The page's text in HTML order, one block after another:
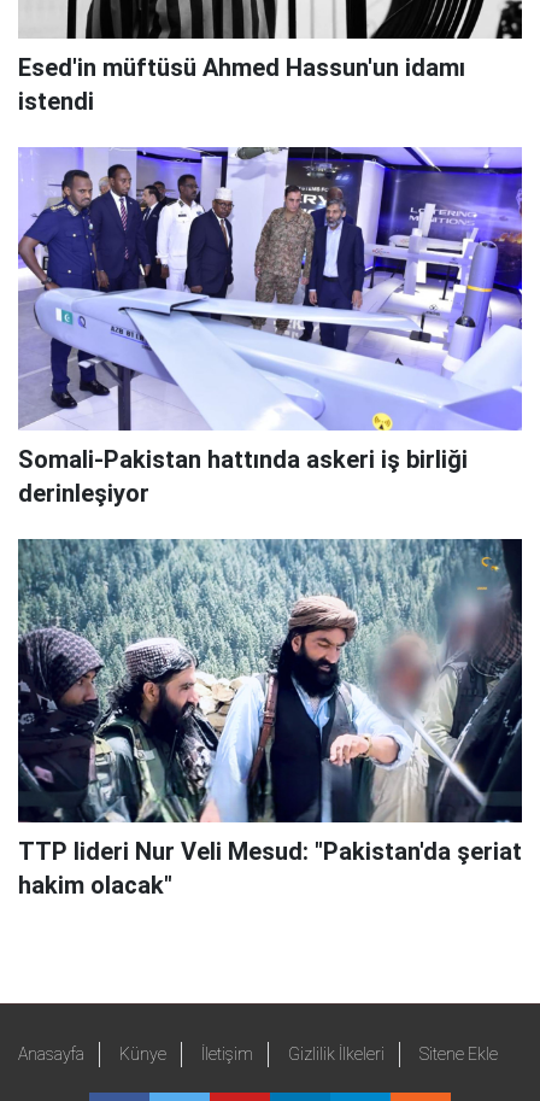
Esed'in müftüsü Ahmed Hassun'un idamı
istendi
Somali-Pakistan hattında askeri iş birliği
derinleşiyor
TTP lideri Nur Veli Mesud: "Pakistan'da şeriat
hakim olacak"
Anasayfa Künye İletişim Gizlilik İlkeleri Sitene Ekle